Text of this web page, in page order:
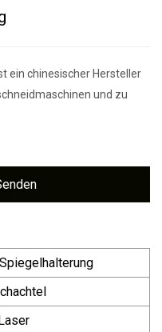
ein chinesischer Hersteller
und zu